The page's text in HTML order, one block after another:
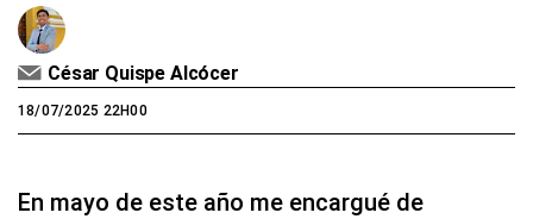
César Quispe Alcócer
18/07/2025 22H00
En mayo de este año me encargué de